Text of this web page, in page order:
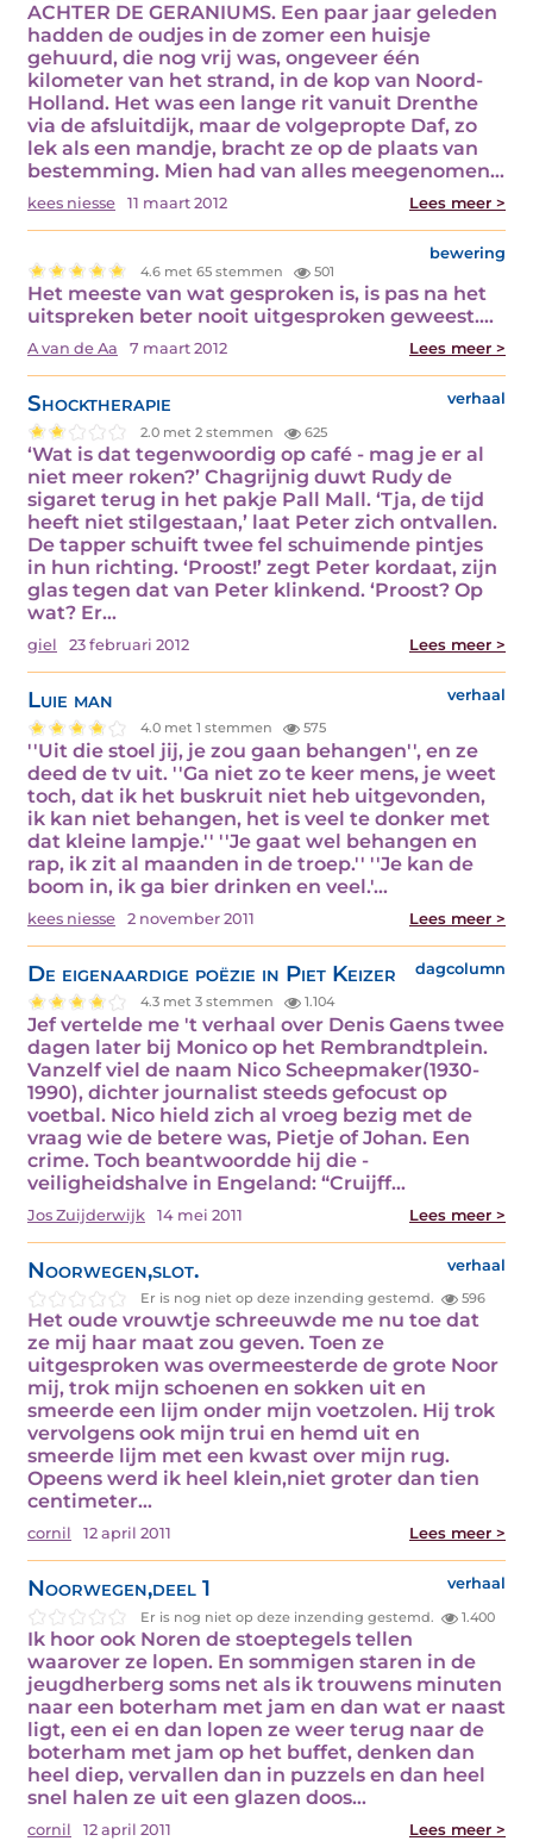
ACHTER DE GERANIUMS. Een paar jaar geleden
hadden de oudjes in de zomer een huisje
gehuurd, die nog vrij was, ongeveer één
kilometer van het strand, in de kop van Noord-
Holland. Het was een lange rit vanuit Drenthe
via de afsluitdijk, maar de volgepropte Daf, zo
lek als een mandje, bracht ze op de plaats van
bestemming. Mien had van alles meegenomen…
kees niesse 11 maart 2012 Lees meer >
bewering
4.6 met 65 stemmen 501
Het meeste van wat gesproken is, is pas na het
uitspreken beter nooit uitgesproken geweest.…
A van de Aa 7 maart 2012 Lees meer >
Shocktherapie verhaal
2.0 met 2 stemmen 625
‘Wat is dat tegenwoordig op café - mag je er al
niet meer roken?’ Chagrijnig duwt Rudy de
sigaret terug in het pakje Pall Mall. ‘Tja, de tijd
heeft niet stilgestaan,’ laat Peter zich ontvallen.
De tapper schuift twee fel schuimende pintjes
in hun richting. ‘Proost!’ zegt Peter kordaat, zijn
glas tegen dat van Peter klinkend. ‘Proost? Op
wat? Er…
giel 23 februari 2012 Lees meer >
Luie man verhaal
4.0 met 1 stemmen 575
''Uit die stoel jij, je zou gaan behangen'', en ze
deed de tv uit. ''Ga niet zo te keer mens, je weet
toch, dat ik het buskruit niet heb uitgevonden,
ik kan niet behangen, het is veel te donker met
dat kleine lampje.'' ''Je gaat wel behangen en
rap, ik zit al maanden in de troep.'' ''Je kan de
boom in, ik ga bier drinken en veel.'…
kees niesse 2 november 2011 Lees meer >
De eigenaardige poëzie in Piet Keizer dagcolumn
4.3 met 3 stemmen 1.104
Jef vertelde me 't verhaal over Denis Gaens twee
dagen later bij Monico op het Rembrandtplein.
Vanzelf viel de naam Nico Scheepmaker(1930-
1990), dichter journalist steeds gefocust op
voetbal. Nico hield zich al vroeg bezig met de
vraag wie de betere was, Pietje of Johan. Een
crime. Toch beantwoordde hij die -
veiligheidshalve in Engeland: “Cruijff…
Jos Zuijderwijk 14 mei 2011 Lees meer >
Noorwegen,slot. verhaal
Er is nog niet op deze inzending gestemd. 596
Het oude vrouwtje schreeuwde me nu toe dat
ze mij haar maat zou geven. Toen ze
uitgesproken was overmeesterde de grote Noor
mij, trok mijn schoenen en sokken uit en
smeerde een lijm onder mijn voetzolen. Hij trok
vervolgens ook mijn trui en hemd uit en
smeerde lijm met een kwast over mijn rug.
Opeens werd ik heel klein,niet groter dan tien
centimeter…
cornil 12 april 2011 Lees meer >
Noorwegen,deel 1 verhaal
Er is nog niet op deze inzending gestemd. 1.400
Ik hoor ook Noren de stoeptegels tellen
waarover ze lopen. En sommigen staren in de
jeugdherberg soms net als ik trouwens minuten
naar een boterham met jam en dan wat er naast
ligt, een ei en dan lopen ze weer terug naar de
boterham met jam op het buffet, denken dan
heel diep, vervallen dan in puzzels en dan heel
snel halen ze uit een glazen doos…
cornil 12 april 2011 Lees meer >